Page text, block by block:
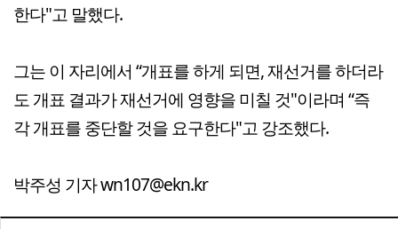
한다"고 말했다.
그는 이 자리에서 “개표를 하게 되면, 재선거를 하더라
도 개표 결과가 재선거에 영향을 미칠 것"이라며 “즉
각 개표를 중단할 것을 요구한다"고 강조했다.
박주성 기자 wn107@ekn.kr